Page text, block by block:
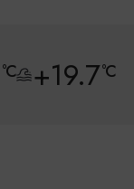
°C +19.7°C